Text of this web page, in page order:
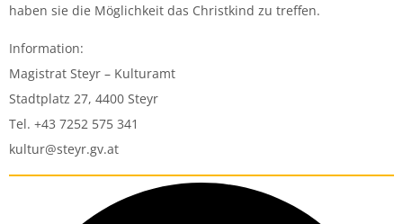
haben sie die Möglichkeit das Christkind zu treffen.
Information:
Magistrat Steyr – Kulturamt
Stadtplatz 27, 4400 Steyr
Tel. +43 7252 575 341
kultur@steyr.gv.at